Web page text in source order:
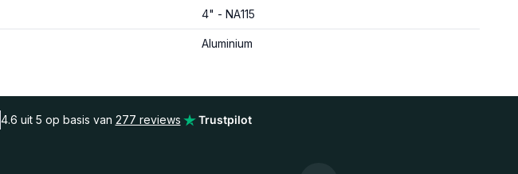
4" - NA115
Aluminium
4.6 uit 5 op basis van 277 reviews Trustpilot